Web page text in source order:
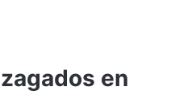
en